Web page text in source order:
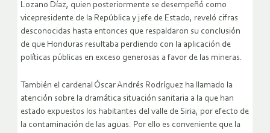
Lozano Díaz, quien posteriormente se desempeñó como
vicepresidente de la República y jefe de Estado, reveló cifras
desconocidas hasta entonces que respaldaron su conclusión
de que Honduras resultaba perdiendo con la aplicación de
políticas públicas en exceso generosas a favor de las mineras.
También el cardenal Óscar Andrés Rodríguez ha llamado la
atención sobre la dramática situación sanitaria a la que han
estado expuestos los habitantes del valle de Siria, por efecto de
la contaminación de las aguas. Por ello es conveniente que la